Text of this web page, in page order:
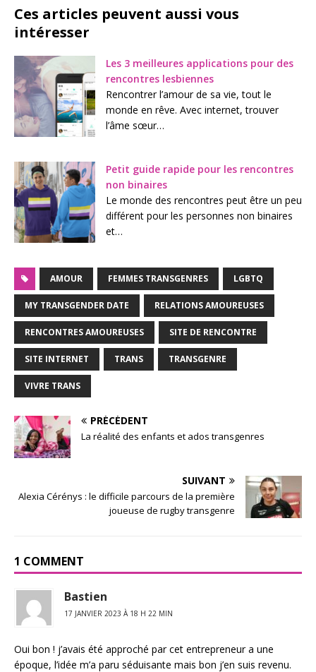
Ces articles peuvent aussi vous
intéresser
Les 3 meilleures applications pour des
rencontres lesbiennes
Rencontrer l’amour de sa vie, tout le
monde en rêve. Avec internet, trouver
l’âme sœur…
Petit guide rapide pour les rencontres
non binaires
Le monde des rencontres peut être un peu
différent pour les personnes non binaires
et…
AMOUR FEMMES TRANSGENRES LGBTQ
MY TRANSGENDER DATE RELATIONS AMOUREUSES
RENCONTRES AMOUREUSES SITE DE RENCONTRE
SITE INTERNET TRANS TRANSGENRE
VIVRE TRANS
PRÉCÉDENT
La réalité des enfants et ados transgenres
SUIVANT
Alexia Cérénys : le difficile parcours de la première
joueuse de rugby transgenre
1 COMMENT
Bastien
17 JANVIER 2023 À 18 H 22 MIN
Oui bon ! j’avais été approché par cet entrepreneur a une
époque, l’idée m’a paru séduisante mais bon j’en suis revenu.